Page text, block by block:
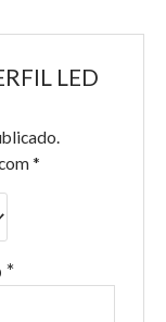
LED
*
*